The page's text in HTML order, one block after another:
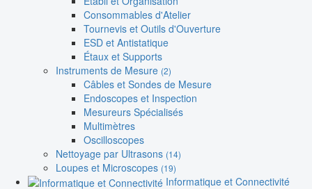
Consommables d'Atelier
Tournevis et Outils d'Ouverture
ESD et Antistatique
Étaux et Supports
Instruments de Mesure (2)
Câbles et Sondes de Mesure
Endoscopes et Inspection
Mesureurs Spécialisés
Multimètres
Oscilloscopes
Nettoyage par Ultrasons (14)
Loupes et Microscopes (19)
Informatique et Connectivité